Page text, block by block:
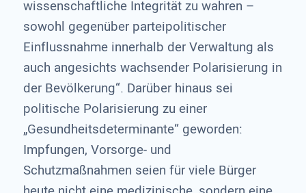
wissenschaftliche Integrität zu wahren –
sowohl gegenüber parteipolitischer
Einflussnahme innerhalb der Verwaltung als
auch angesichts wachsender Polarisierung in
der Bevölkerung“. Darüber hinaus sei
politische Polarisierung zu einer
„Gesundheitsdeterminante“ geworden:
Impfungen, Vorsorge- und
Schutzmaßnahmen seien für viele Bürger